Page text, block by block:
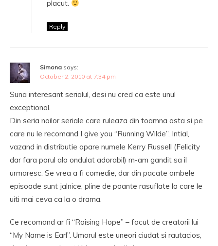
placut.
Reply
Simona says:
October 2, 2010 at 7:34 pm
Suna interesant serialul, desi nu cred ca este unul
exceptional.
Din seria noilor seriale care ruleaza din toamna asta si pe
care nu le recomand I give you “Running Wilde”. Intial,
vazand in distributie apare numele Kerry Russell (Felicity
dar fara parul ala ondulat adorabil) m-am gandit sa il
urmaresc. Se vrea a fi comedie, dar din pacate ambele
episoade sunt jalnice, pline de poante rasuflate la care le
uiti mai ceva ca la o drama.
Ce recomand ar fi “Raising Hope” – facut de creatorii lui
“My Name is Earl”. Umorul este uneori ciudat si rautacios,